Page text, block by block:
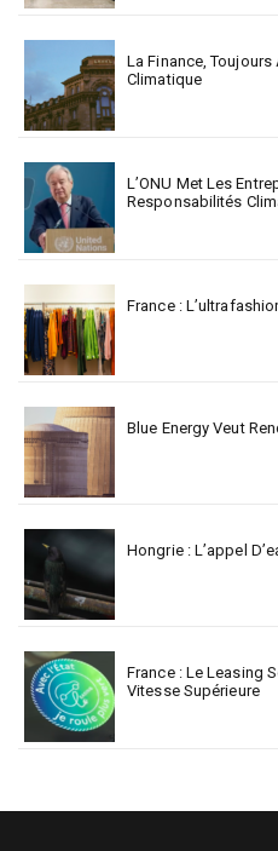
La Finance,
Climatique
L’ONU Met Les
Responsabilités
France :
Blue Energy Veut
Hongrie : L’appel
France : Le Leasing
Vitesse Supérieure